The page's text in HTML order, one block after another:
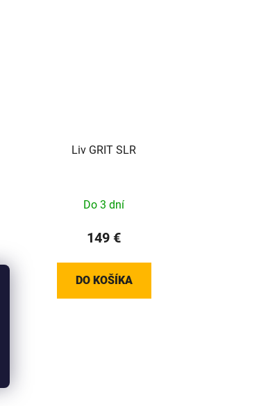
Liv GRIT SLR
Do 3 dní
149 €
DO KOŠÍKA